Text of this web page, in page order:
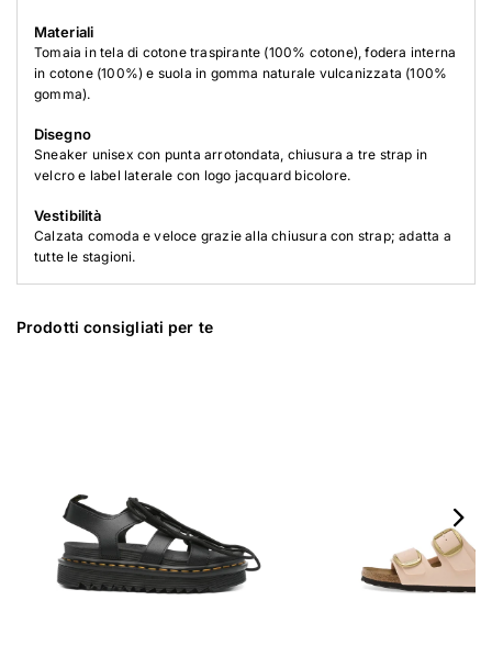
Materiali
Tomaia in tela di cotone traspirante (100% cotone), fodera interna
in cotone (100%) e suola in gomma naturale vulcanizzata (100%
gomma).
Disegno
Sneaker unisex con punta arrotondata, chiusura a tre strap in
velcro e label laterale con logo jacquard bicolore.
Vestibilità
Calzata comoda e veloce grazie alla chiusura con strap; adatta a
tutte le stagioni.
Prodotti consigliati per te